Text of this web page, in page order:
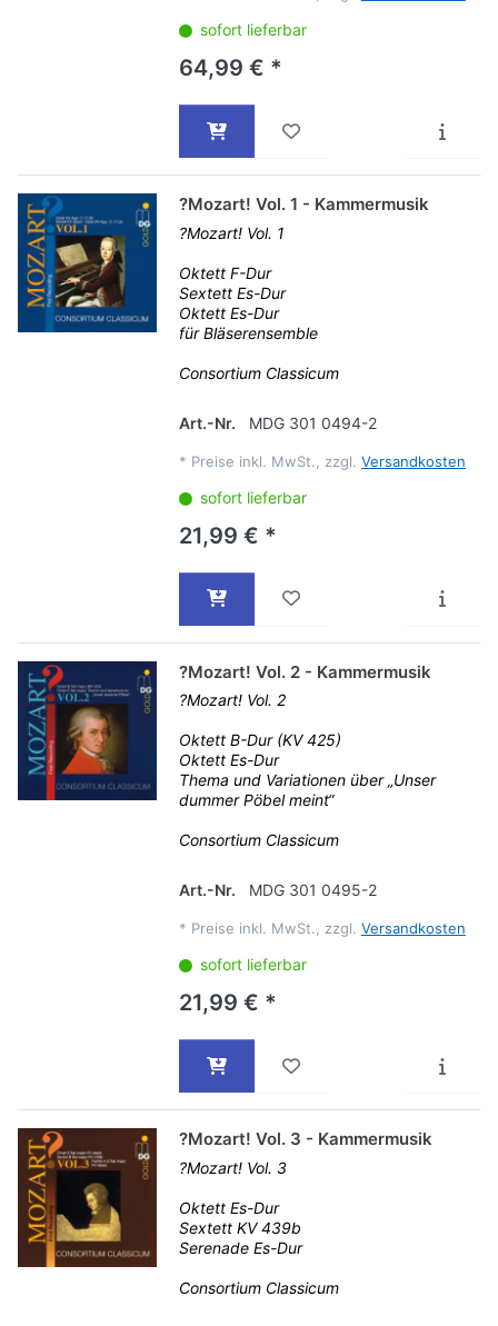
sofort lieferbar
64,99 € *
?Mozart! Vol. 1 - Kammermusik
?Mozart! Vol. 1
Oktett F-Dur
Sextett Es-Dur
Oktett Es-Dur
für Bläserensemble
Consortium Classicum
Art.-Nr. MDG 301 0494-2
* Preise inkl. MwSt., zzgl. Versandkosten
sofort lieferbar
21,99 € *
?Mozart! Vol. 2 - Kammermusik
?Mozart! Vol. 2
Oktett B-Dur (KV 425)
Oktett Es-Dur
Thema und Variationen über „Unser
dummer Pöbel meint“
Consortium Classicum
Art.-Nr. MDG 301 0495-2
* Preise inkl. MwSt., zzgl. Versandkosten
sofort lieferbar
21,99 € *
?Mozart! Vol. 3 - Kammermusik
?Mozart! Vol. 3
Oktett Es-Dur
Sextett KV 439b
Serenade Es-Dur
Consortium Classicum